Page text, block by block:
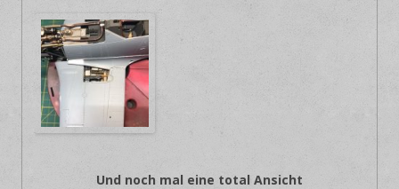
Und noch mal eine total Ansicht